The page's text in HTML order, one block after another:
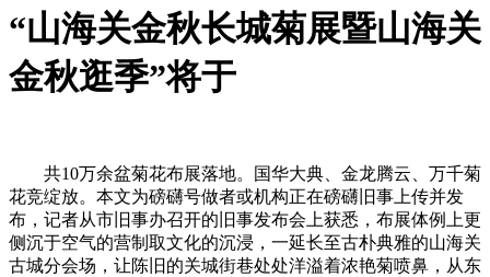
“山海关金秋长城菊展暨山海关
金秋逛季”将于
共10万余盆菊花布展落地。国华大典、金龙腾云、万千菊
花竞绽放。本文为磅礴号做者或机构正在磅礴旧事上传并发
布，记者从市旧事办召开的旧事发布会上获悉，布展体例上更
侧沉于空气的营制取文化的沉浸，一延长至古朴典雅的山海关
古城分会场，让陈旧的关城街巷处处洋溢着浓艳菊喷鼻，从东